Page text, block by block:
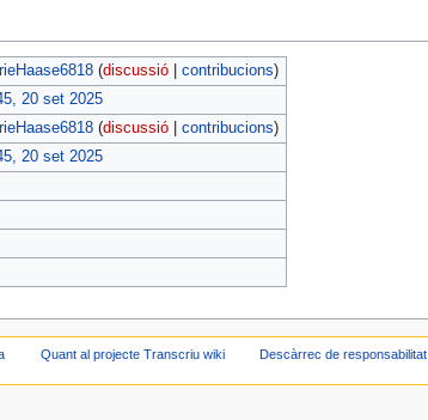
(discussió| contribucions)
20 set 2025
(discussió| contribucions)
20 set 2025
Quant al projecte Transcriu wiki Descàrrec de responsabilitat